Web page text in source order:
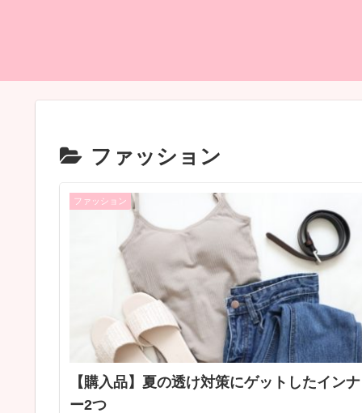
ファッション
ファッション
【購入品】夏の透け対策にゲットしたインナ
ー2つ